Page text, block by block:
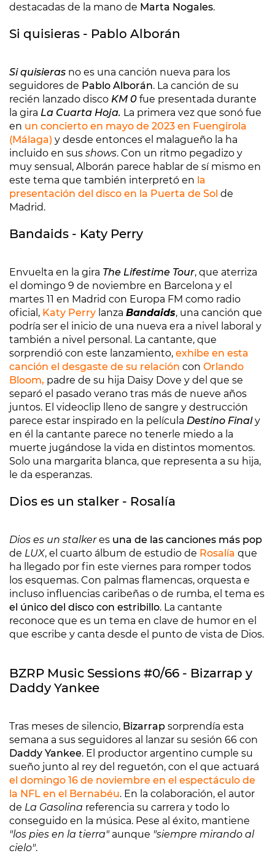
destacadas de la mano de Marta Nogales.
Si quisieras - Pablo Alborán
Si quisieras no es una canción nueva para los
seguidores de Pablo Alborán. La canción de su
recién lanzado disco KM 0 fue presentada durante
la gira La Cuarta Hoja. La primera vez que sonó fue
en un concierto en mayo de 2023 en Fuengirola
(Málaga) y desde entonces el malagueño la ha
incluido en sus shows. Con un ritmo pegadizo y
muy sensual, Alborán parece hablar de sí mismo en
este tema que también interpretó en la
presentación del disco en la Puerta de Sol de
Madrid.
Bandaids - Katy Perry
Envuelta en la gira The Lifestime Tour, que aterriza
el domingo 9 de noviembre en Barcelona y el
martes 11 en Madrid con Europa FM como radio
oficial, Katy Perry lanza Bandaids, una canción que
podría ser el inicio de una nueva era a nivel laboral y
también a nivel personal. La cantante, que
sorprendió con este lanzamiento, exhibe en esta
canción el desgaste de su relación con Orlando
Bloom, padre de su hija Daisy Dove y del que se
separó el pasado verano tras más de nueve años
juntos. El videoclip lleno de sangre y destrucción
parece estar inspirado en la película Destino Finaly
en él la cantante parece no tenerle miedo a la
muerte jugándose la vida en distintos momentos.
Solo una margarita blanca, que representa a su hija,
le da esperanzas.
Dios es un stalker - Rosalía
Dios es un stalkeres una de las canciones más pop
de LUX, el cuarto álbum de estudio de Rosalía que
ha llegado por fin este viernes para romper todos
los esquemas. Con palmas flamencas, orquesta e
incluso influencias caribeñas o de rumba, el tema es
el único del disco con estribillo. La cantante
reconoce que es un tema en clave de humor en el
que escribe y canta desde el punto de vista de Dios.
BZRP Music Sessions #0/66 - Bizarrap y
Daddy Yankee
Tras meses de silencio, Bizarrap sorprendía esta
semana a sus seguidores al lanzar su sesión 66 con
Daddy Yankee. El productor argentino cumple su
sueño junto al rey del reguetón, con el que actuará
el domingo 16 de noviembre en el espectáculo de
la NFL en el Bernabéu. En la colaboración, el autor
de La Gasolina referencia su carrera y todo lo
conseguido en la música. Pese al éxito, mantiene
"los pies en la tierra" aunque "siempre mirando al
cielo".